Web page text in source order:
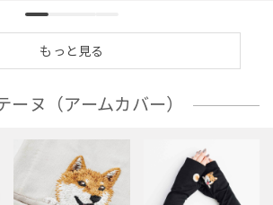
もっと見る
ーヌ（アームカバー）